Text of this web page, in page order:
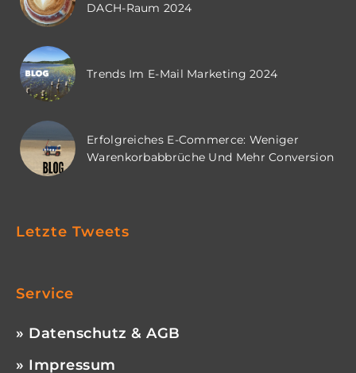
DACH-Raum 2024
Trends Im E-Mail Marketing 2024
Erfolgreiches E-Commerce: Weniger
Warenkorbabbrüche Und Mehr Conversion
Letzte Tweets
Service
» Datenschutz & AGB
» Impressum